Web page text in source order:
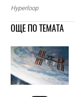
Hyperloop
ОЩЕ ПО ТЕМАТА